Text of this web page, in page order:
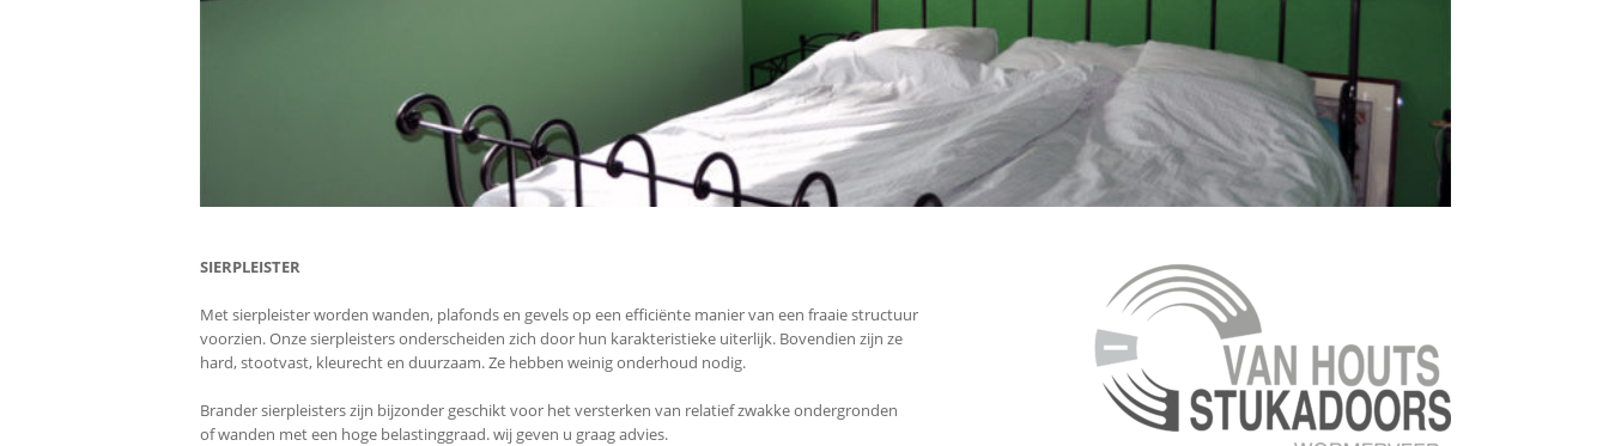
SIERPLEISTER
Met sierpleister worden wanden, plafonds en gevels op een efficiënte manier van een fraaie structuur
voorzien. Onze sierpleisters onderscheiden zich door hun karakteristieke uiterlijk. Bovendien zijn ze
hard, stootvast, kleurecht en duurzaam. Ze hebben weinig onderhoud nodig.
Brander sierpleisters zijn bijzonder geschikt voor het versterken van relatief zwakke ondergronden
of wanden met een hoge belastinggraad. wij geven u graag advies.